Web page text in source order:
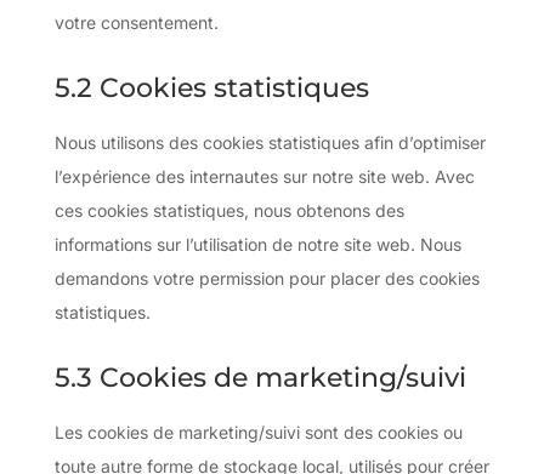
votre consentement.
5.2 Cookies statistiques
Nous utilisons des cookies statistiques afin d’optimiser
l’expérience des internautes sur notre site web. Avec
ces cookies statistiques, nous obtenons des
informations sur l’utilisation de notre site web. Nous
demandons votre permission pour placer des cookies
statistiques.
5.3 Cookies de marketing/suivi
Les cookies de marketing/suivi sont des cookies ou
toute autre forme de stockage local, utilisés pour créer